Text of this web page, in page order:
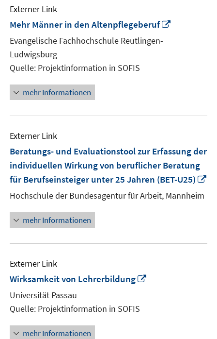
Externer Link
Mehr Männer in den Altenpflegeberuf
Evangelische Fachhochschule Reutlingen-
Ludwigsburg
Quelle: Projektinformation in SOFIS
mehr Informationen
Externer Link
Beratungs- und Evaluationstool zur Erfassung der
individuellen Wirkung von beruflicher Beratung
für Berufseinsteiger unter 25 Jahren (BET-U25)
Hochschule der Bundesagentur für Arbeit, Mannheim
mehr Informationen
Externer Link
Wirksamkeit von Lehrerbildung
Universität Passau
Quelle: Projektinformation in SOFIS
mehr Informationen